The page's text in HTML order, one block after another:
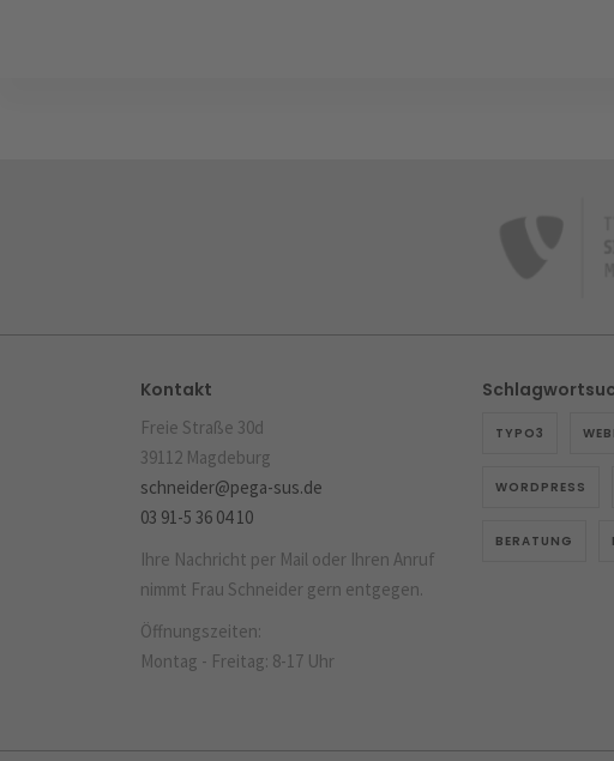
Kontakt
Freie Straße 30d
39112 Magdeburg
schneider@pega-sus.de
03 91-5 36 04 10
Ihre Nachricht per Mail oder Ihren Anruf
nimmt Frau Schneider gern entgegen.
Öffnungszeiten:
Montag - Freitag: 8-17 Uhr
TYPO3
WORDPRESS
BERATUNG